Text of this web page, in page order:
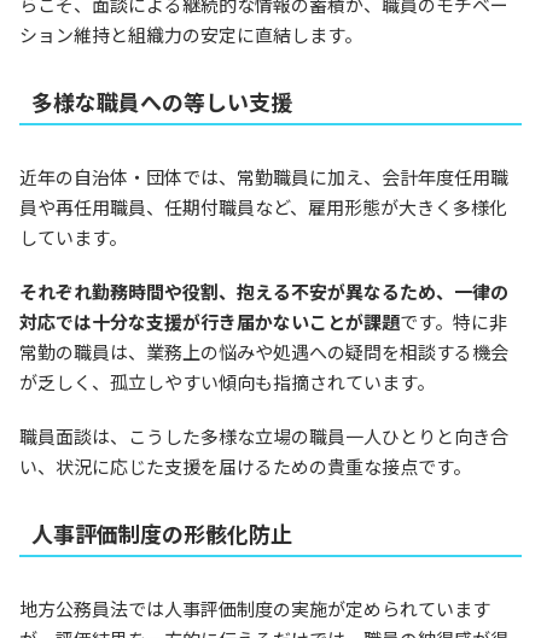
ション維持と組織力の安定に直結します。
多様な職員への等しい支援
近年の自治体・団体では、常勤職員に加え、会計年度任用職
員や再任用職員、任期付職員など、雇用形態が大きく多様化
しています。
それぞれ勤務時間や役割、抱える不安が異なるため、一律の
対応では十分な支援が行き届かないことが課題です。特に非
常勤の職員は、業務上の悩みや処遇への疑問を相談する機会
が乏しく、孤立しやすい傾向も指摘されています。
職員面談は、こうした多様な立場の職員一人ひとりと向き合
い、状況に応じた支援を届けるための貴重な接点です。
人事評価制度の形骸化防止
地方公務員法では人事評価制度の実施が定められています